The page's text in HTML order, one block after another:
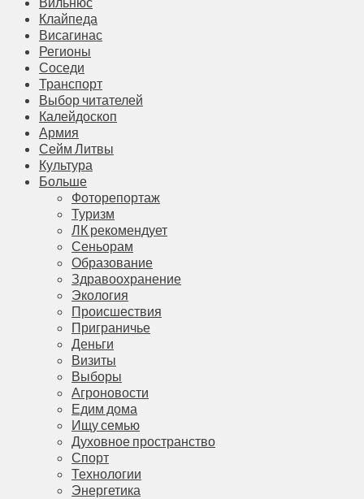
Клайпеда
Висагинас
Регионы
Соседи
Транспорт
Выбор читателей
Калейдоскоп
Армия
Сейм Литвы
Культура
Больше
Фоторепортаж
Туризм
ЛК рекомендует
Сеньорам
Образование
Здравоохранение
Экология
Происшествия
Приграничье
Деньги
Визиты
Выборы
Агроновости
Едим дома
Ищу семью
Духовное пространство
Спорт
Технологии
Энергетика